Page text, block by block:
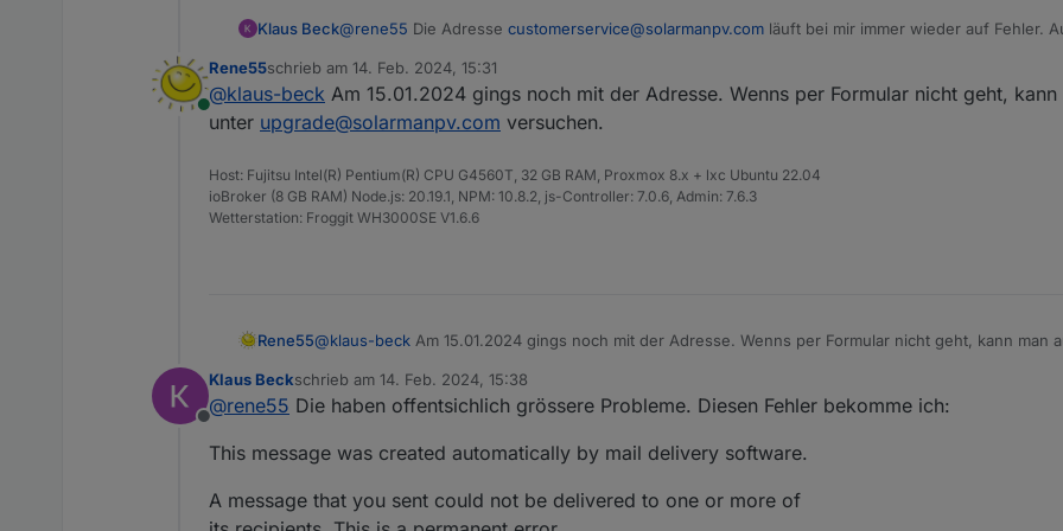
Was ja auch noch auf der ToDo-Liste stand war, dass komplette Verzeichnisse ausgeblendet bzw.
Dazu gibt es jetzt einen neuen Tab "Systemmodule". Hier werden nach dem Start des Adapters die
auslesbaren Module eingetragen und der User kann dann per Haken entscheiden, ob die Module
nicht.
verschiedene Dashboards oder Grafiken befremdlich erscheinen, wenn bei völliger Dunkelheit noch
an die Cloud übermittelter Wert) angezeigt werden. Das kann man jetzt über
Klaus Beck@rene55 Die Adresse customerservice@solarmanpv.com läuft bei mir immer wieder auf Fehler.
Antwort erhalte.
Online
Rene55schrieb am 14. Feb. 2024, 15:31
zuletzt editiert von
@klaus-beck Am 15.01.2024 gings noch mit der Adresse. Wenns per Formular nicht geht,
unter upgrade@solarmanpv.com versuchen.
Host: Fujitsu Intel(R) Pentium(R) CPU G4560T, 32 GB RAM, Proxmox 8.x + lxc Ubuntu 22.04
ioBroker (8 GB RAM) Node.js: 20.19.1, NPM: 10.8.2, js-Controller: 7.0.6, Admin: 7.6.3
Wetterstation: Froggit WH3000SE V1.6.6
Rene55@klaus-beck Am 15.01.2024 gings noch mit der Adresse. Wenns per Formular nicht geht, kann man
Offline
Klaus Beckschrieb am 14. Feb. 2024, 15:38
zuletzt editiert von
@rene55 Die haben offentsichlich grössere Probleme. Diesen Fehler bekomme ich:
This message was created automatically by mail delivery software.
A message that you sent could not be delivered to one or more of